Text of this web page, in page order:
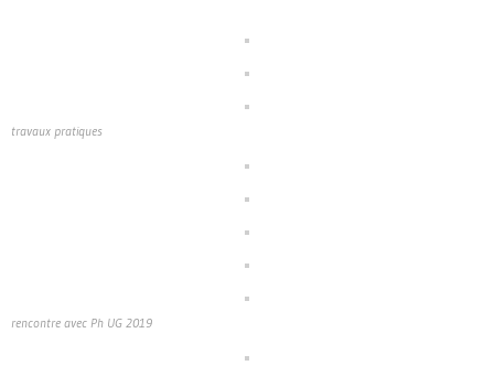
travaux pratiques
rencontre avec Ph UG 2019